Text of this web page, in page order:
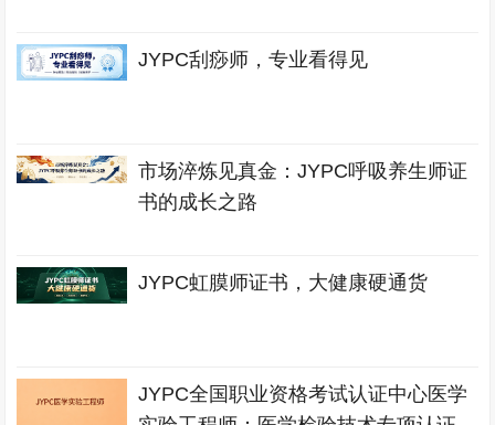
JYPC刮痧师，专业看得见
市场淬炼见真金：JYPC呼吸养生师证
书的成长之路
JYPC虹膜师证书，大健康硬通货
JYPC全国职业资格考试认证中心医学